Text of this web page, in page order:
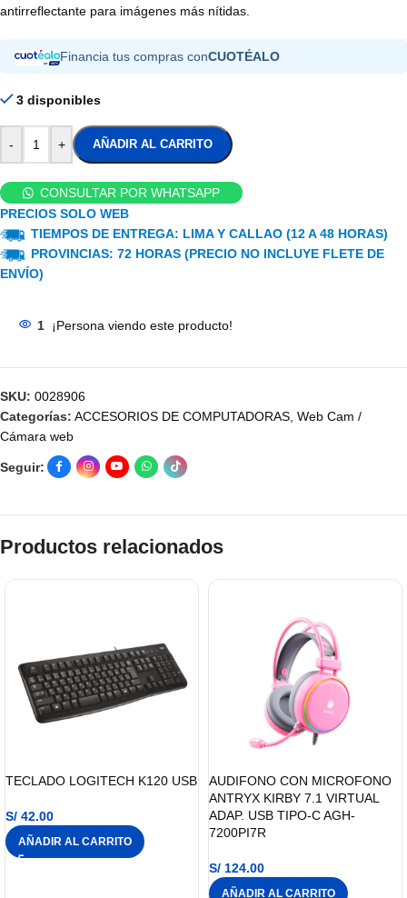
antirreflectante para imágenes más nítidas.
Financia tus compras conCUOTÉALO
3 disponibles
- + AÑADIR AL CARRITO
CONSULTAR POR WHATSAPP
PRECIOS SOLO WEB
TIEMPOS DE ENTREGA: LIMA Y CALLAO (12 A 48 HORAS)
PROVINCIAS: 72 HORAS (PRECIO NO INCLUYE FLETE DE
ENVÍO)
1 ¡Persona viendo este producto!
SKU: 0028906
Categorías: ACCESORIOS DE COMPUTADORAS, Web Cam /
Cámara web
Seguir:
Productos relacionados
TECLADO LOGITECH K120 USB
S/ 42.00
AÑADIR AL CARRITO
AUDIFONO CON MICROFONO
ANTRYX KIRBY 7.1 VIRTUAL
ADAP. USB TIPO-C AGH-
7200PI7R
S/ 124.00
AÑADIR AL CARRITO